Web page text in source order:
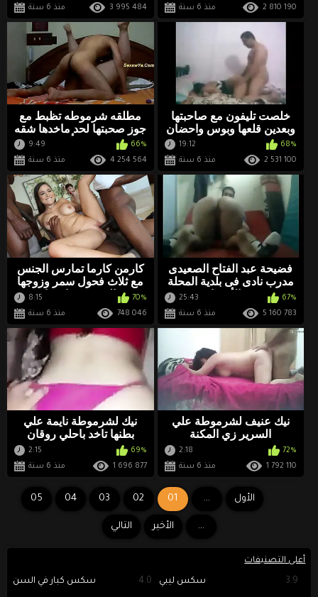
أعلى التصنيفات
سكس كبار في السن 4.0 سكس ليبي 3.9
منذ 6 سنة
3 995 484
منذ 6 سنة
2 810 190
مطلقه شرموطه تظبط مع
جوز صحبتها لحد ماخدها شقه
وفشخها نيك بأعلى اهات
9:49
66%
منذ 6 سنة
4 254 564
خلصت تليفون مع صاحبتها
وبعدين قلعها وبوس واحضان
وتقفيش ولحس ونيك يجنن
19:12
68%
منذ 6 سنة
2 531 100
كارمن كارما تمارس الجنس
مع ثلاث فحول سمر وزوجها
8:15
70%
منذ 6 سنة
748 046
فضيحة عبد الفتاح الصعيدى
مدرب نادى فى بلدية المحلة
25:43
67%
منذ 6 سنة
5 160 783
نيك لشرموطة نايمة علي
بطنها تاخد باحلي روقان
2:15
69%
منذ 6 سنة
1 696 877
نيك عنيف لشرموطة علي
السرير زي المكنة
2:18
72%
منذ 6 سنة
1 792 110
الأول ...
01
02
03
04
05
... الأخير التالي